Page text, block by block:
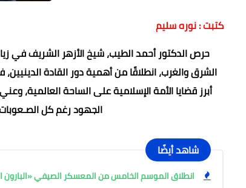
كتبت : نوره سليم
الشرق والغرب، انطلاقًا من أهمية دور القادة
أبرز قضايا الأمة الإسلامية على الساحة العالمية،
الجهود رغم كل
شاهد أيضًا
انطلاق الموسم الخامس من المعسكر الصيفي «البارون